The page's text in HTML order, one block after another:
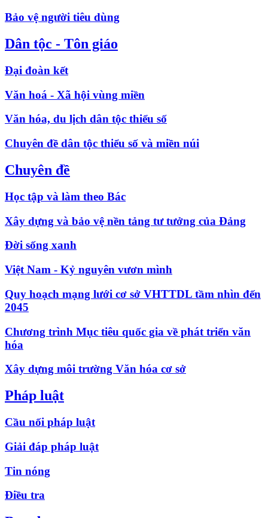
Bảo vệ người tiêu dùng
Dân tộc - Tôn giáo
Đại đoàn kết
Văn hoá - Xã hội vùng miền
Văn hóa, du lịch dân tộc thiểu số
Chuyên đề dân tộc thiểu số và miền núi
Chuyên đề
Học tập và làm theo Bác
Xây dựng và bảo vệ nền tảng tư tưởng của Đảng
Đời sống xanh
Việt Nam - Kỷ nguyên vươn mình
Quy hoạch mạng lưới cơ sở VHTTDL tầm nhìn đến
2045
Chương trình Mục tiêu quốc gia về phát triển văn
hóa
Xây dựng môi trường Văn hóa cơ sở
Pháp luật
Cầu nối pháp luật
Giải đáp pháp luật
Tin nóng
Điều tra